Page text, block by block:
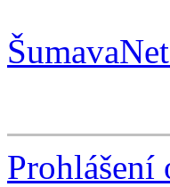
Prohlášení